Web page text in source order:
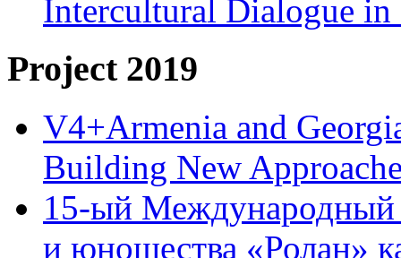
Intercultural Dialogue
Project 2019
V4+Armenia and
Building New
15-ый Международный
и юношества «Ролан»